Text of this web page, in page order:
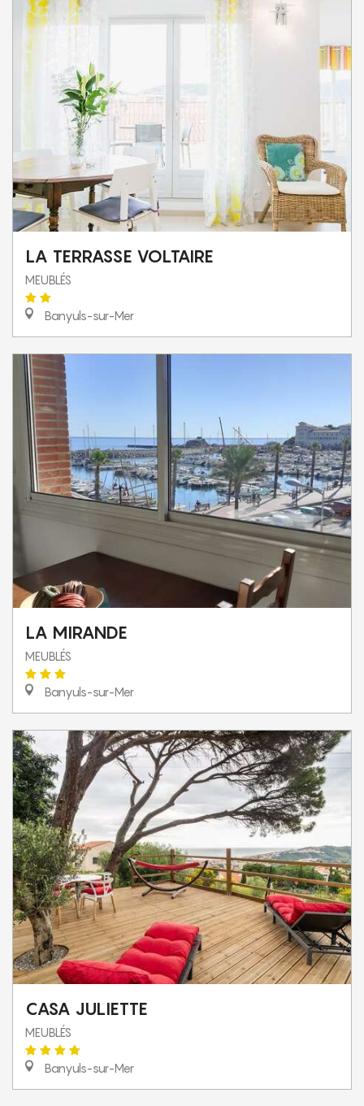
LA TERRASSE VOLTAIRE
MEUBLÉS
Banyuls-sur-Mer
LA MIRANDE
MEUBLÉS
Banyuls-sur-Mer
CASA JULIETTE
MEUBLÉS
Banyuls-sur-Mer